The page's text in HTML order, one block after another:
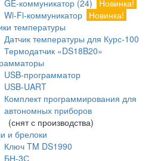
GE-коммуникатор (24)
Новинка!
Wi-Fi-коммуникатор Новинка!
температуры
Датчик температуры для Курс-100
Термодатчик «DS18B20»
USB-программатор
USB-UART
Комплект программирования для
автономных приборов
(снят с производства)
и брелоки
Ключ TM DS1990
БН-3С